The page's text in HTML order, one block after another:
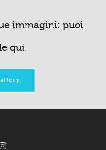
immagini: puoi
qui.